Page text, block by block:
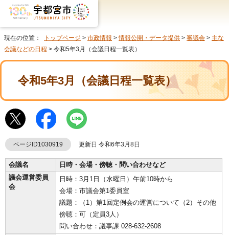
現在の位置： トップページ > 市政情報 >情報公開・データ提供 > 審議会 > 主な
会議などの日程 > 令和5年3月（会議日程一覧表）
令和5年3月（会議日程一覧表）
ページID1030919 更新日 令和6年3月8日
会議名
日時・会場・傍聴・問い合わせなど
議会運営委員
会
日時：3月1日（水曜日）午前10時から
会場：市議会第1委員室
議題：（1）第1回定例会の運営について（2）その他
傍聴：可（定員3人）
問い合わせ：議事課 028-632-2608